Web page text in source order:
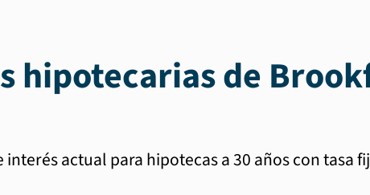
hipotecarias de
interés actual para hipotecas a 30 años con tasa